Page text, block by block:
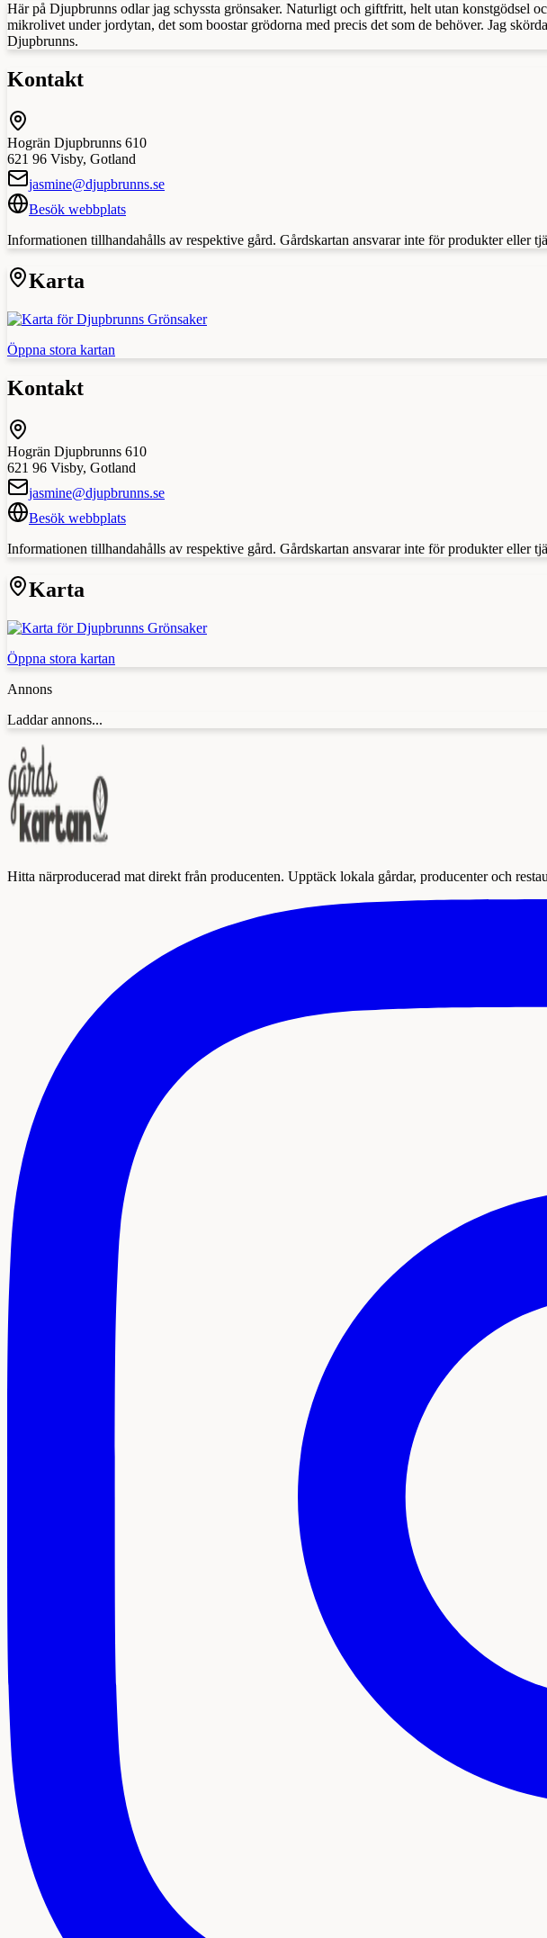
Här på Djupbrunns odlar jag schyssta grönsaker. Naturligt och giftfritt, helt utan konstgödsel
mikrolivet under jordytan, det som boostar grödorna med precis det som de behöver. Jag
Djupbrunns.
Kontakt
Hogrän Djupbrunns 610
621 96 Visby, Gotland
jasmine@djupbrunns.se
Besök webbplats
Informationen tillhandahålls av respektive gård. Gårdskartan ansvarar inte för produkter eller
Karta
Öppna stora kartan
Kontakt
Hogrän Djupbrunns 610
621 96 Visby, Gotland
jasmine@djupbrunns.se
Besök webbplats
Informationen tillhandahålls av respektive gård. Gårdskartan ansvarar inte för produkter eller
Karta
Öppna stora kartan
Annons
Laddar annons...
Hitta närproducerad mat direkt från producenten. Upptäck lokala gårdar, producenter och